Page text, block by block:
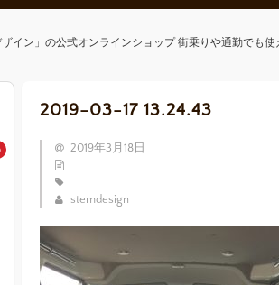
イン」の公式オンラインショップ 街乗りや通勤でも
2019-03-17 13.24.43
2019年3月18日
stemdesign